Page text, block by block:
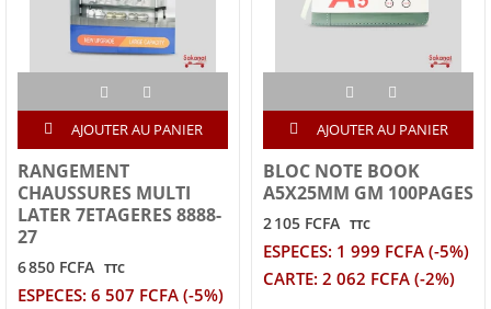
AJOUTER AU PANIER
RANGEMENT
CHAUSSURES MULTI
LATER 7ETAGERES 8888-
27
6 850 FCFA TTC
ESPECES: 6 507 FCFA (-5%)
AJOUTER AU PANIER
BLOC NOTE BOOK
A5X25MM GM 100PAGES
2 105 FCFA TTC
ESPECES: 1 999 FCFA (-5%)
CARTE: 2 062 FCFA (-2%)